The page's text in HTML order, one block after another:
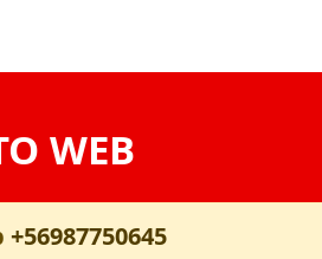
WEB
+56987750645